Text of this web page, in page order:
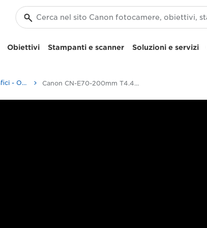
Obiettivi Stampanti e scanner Soluzioni e servizi
Obiettivi cinematografici - Ottiche 4K Canon CN-E70-200mm T4.4 L IS - Cinema lenses - 4K Lenses